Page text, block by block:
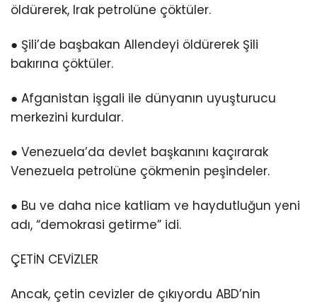
öldürerek, Irak petrolüne çöktüler.
● Şili’de başbakan Allendeyi öldürerek Şili
bakırına çöktüler.
● Afganistan işgali ile dünyanın uyuşturucu
merkezini kurdular.
● Venezuela’da devlet başkanını kaçırarak
Venezuela petrolüne çökmenin peşindeler.
● Bu ve daha nice katliam ve haydutluğun yeni
adı, “demokrasi getirme” idi.
ÇETİN CEVİZLER
Ancak, çetin cevizler de çıkıyordu ABD’nin